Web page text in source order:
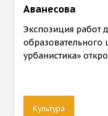
Аванесова
Экспозиция работ
образовательного
урбанистика»
Культура